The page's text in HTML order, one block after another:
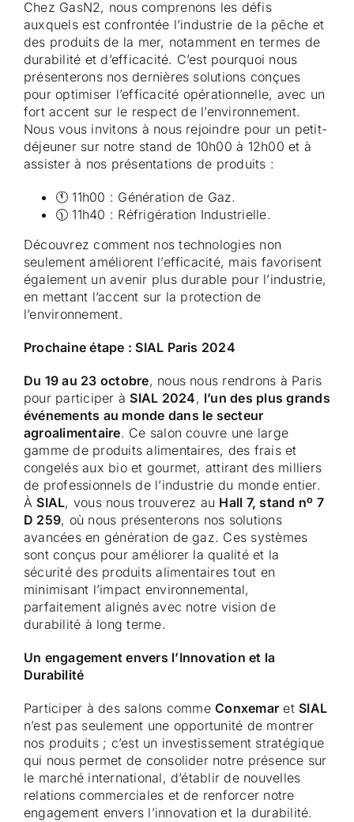
Chez GasN2, nous comprenons les défis
auxquels est confrontée l’industrie de la pêche et
des produits de la mer, notamment en termes de
durabilité et d’efficacité. C’est pourquoi nous
présenterons nos dernières solutions conçues
pour optimiser l’efficacité opérationnelle, avec un
fort accent sur le respect de l’environnement.
Nous vous invitons à nous rejoindre pour un petit-
déjeuner sur notre stand de 10h00 à 12h00 et à
assister à nos présentations de produits :
🕚 11h00 : Génération de Gaz.
🕦 11h40 : Réfrigération Industrielle.
Découvrez comment nos technologies non
seulement améliorent l’efficacité, mais favorisent
également un avenir plus durable pour l’industrie,
en mettant l’accent sur la protection de
l’environnement.
Prochaine étape : SIAL Paris 2024
Du 19 au 23 octobre, nous nous rendrons à Paris
pour participer à SIAL 2024, l’un des plus grands
événements au monde dans le secteur
agroalimentaire. Ce salon couvre une large
gamme de produits alimentaires, des frais et
congelés aux bio et gourmet, attirant des milliers
de professionnels de l’industrie du monde entier.
À SIAL, vous nous trouverez au Hall 7, stand nº 7
D 259, où nous présenterons nos solutions
avancées en génération de gaz. Ces systèmes
sont conçus pour améliorer la qualité et la
sécurité des produits alimentaires tout en
minimisant l’impact environnemental,
parfaitement alignés avec notre vision de
durabilité à long terme.
Un engagement envers l’Innovation et la
Durabilité
Participer à des salons commeConxemar et SIAL
n’est pas seulement une opportunité de montrer
nos produits ; c’est un investissement stratégique
qui nous permet de consolider notre présence sur
le marché international, d’établir de nouvelles
relations commerciales et de renforcer notre
engagement envers l’innovation et la durabilité.